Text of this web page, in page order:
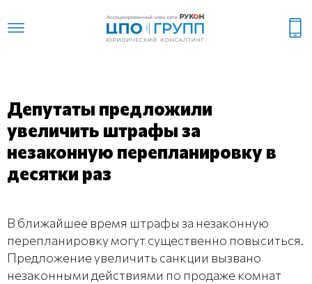
Депутаты предложили
увеличить штрафы за
незаконную перепланировку в
десятки раз
В ближайшее время штрафы за незаконную
перепланировку могут существенно повыситься.
Предложение увеличить санкции вызвано
незаконными действиями по продаже комнат